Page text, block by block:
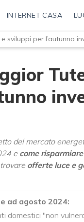
INTERNET CASA
sviluppi per l’autunno
del mercato
e come risparmiare
offerte luce e
ad agosto 2024:
domestici "non